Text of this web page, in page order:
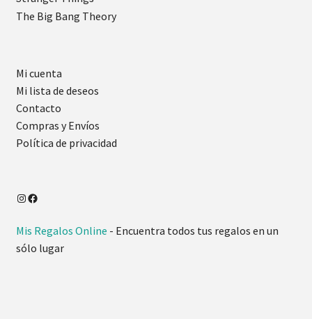
The Big Bang Theory
Mi cuenta
Mi lista de deseos
Contacto
Compras y Envíos
Política de privacidad
Mis Regalos Online - Encuentra todos tus regalos en un
sólo lugar